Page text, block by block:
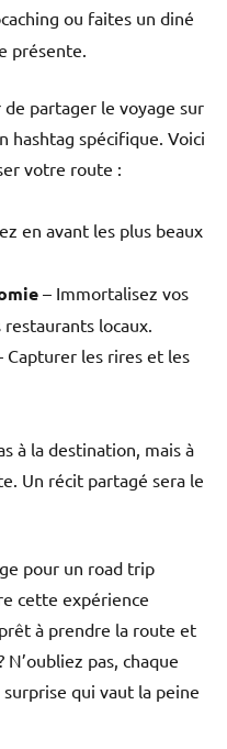
ou faites un diné
présente.
partager le voyage sur
hashtag spécifique. Voici
votre route :
en avant les plus beaux
– Immortalisez vos
locaux.
Capturer les rires et les
à la destination, mais à
Un récit partagé sera le
pour un road trip
cette expérience
à prendre la route et
pas, chaque
qui vaut la peine